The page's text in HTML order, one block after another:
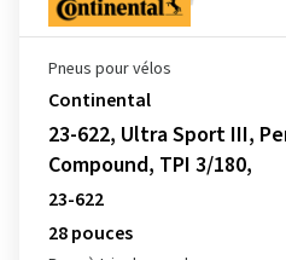
Pneus pour vélos
Continental
23-622, Ultra Sport III,
Compound, TPI 3/180,
23-622
28 pouces